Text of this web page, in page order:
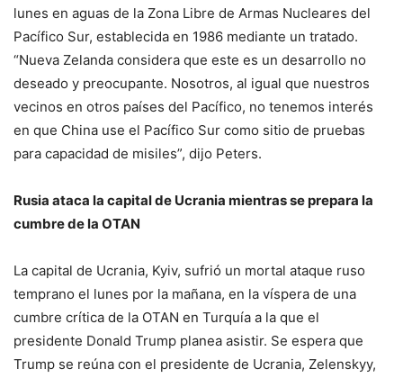
lunes en aguas de la Zona Libre de Armas Nucleares del
Pacífico Sur, establecida en 1986 mediante un tratado.
“Nueva Zelanda considera que este es un desarrollo no
deseado y preocupante. Nosotros, al igual que nuestros
vecinos en otros países del Pacífico, no tenemos interés
en que China use el Pacífico Sur como sitio de pruebas
para capacidad de misiles”, dijo Peters.
Rusia ataca la capital de Ucrania mientras se prepara la
cumbre de la OTAN
La capital de Ucrania, Kyiv, sufrió un mortal ataque ruso
temprano el lunes por la mañana, en la víspera de una
cumbre crítica de la OTAN en Turquía a la que el
presidente Donald Trump planea asistir. Se espera que
Trump se reúna con el presidente de Ucrania, Zelenskyy,